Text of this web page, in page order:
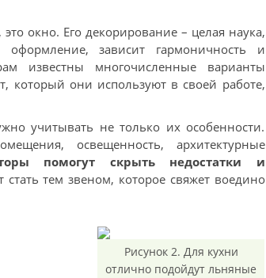
окно. Его декорирование – целая наука,
зависит гармоничность и
известны многочисленные варианты
они используют в своей работе,
учитывать не только их особенности.
освещенность, архитектурные
помогут скрыть недостатки и
стать тем звеном, которое свяжет воедино
Рисунок 2. Для кухни
отлично подойдут льняные